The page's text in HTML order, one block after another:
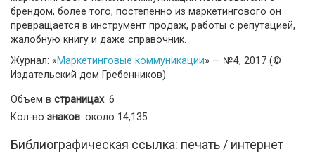
брендом, более того, постепенно из маркетингового он
превращается в инструмент продаж, работы с репутацией,
жалобную книгу и даже справочник.
Журнал: «Маркетинговые коммуникации» — №4, 2017 (©
Издательский дом Гребенников)
Объем в страницах: 6
Кол-во знаков: около 14,135
Библиографическая ссылка: печать / интернет